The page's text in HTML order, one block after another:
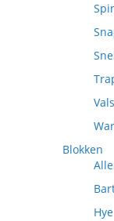
Blokken
Hye